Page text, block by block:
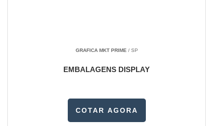
GRAFICA MKT PRIME/ SP
EMBALAGENS DISPLAY
COTAR AGORA